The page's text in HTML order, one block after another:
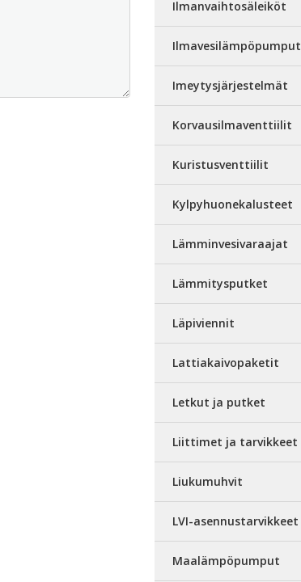
Ilmanvaihtosäleiköt
Ilmavesilämpöpumput
Imeytysjärjestelmät
Korvausilmaventtiilit
Kuristusventtiilit
Kylpyhuonekalusteet
Lämminvesivaraajat
Lämmitysputket
Läpiviennit
Lattiakaivopaketit
Letkut ja putket
Liittimet ja tarvikkeet
Liukumuhvit
LVI-asennustarvikkeet
Maalämpöpumput